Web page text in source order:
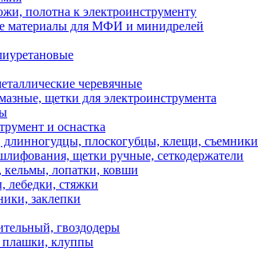
полотна к электроинструменту
материалы для МФИ и минидрелей
черевячные
щетки для электроинструмента
и оснастка
длинногудцы, плоскогубцы, клещи, съемники
щетки ручные, сеткодержатели
кельмы, лопатки, ковши
лебедки, стяжки
заклепки
гвоздодеры
клуппы